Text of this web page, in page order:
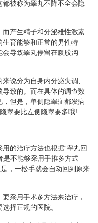
都被称为睾丸不降不全会隐
产生精子和分泌雄性激素
育能够和正常的男性特
导致睾丸停留在腹股沟
说分为自身内分泌失调、
致的。而在具体的调查数
但是，单侧隐睾症都发病
睾要比左侧隐睾要多哦!
的治疗方法也根据“睾丸回
是不能够采用手推多方式
，一松手就会自动回到原来
采用手术多方法来治疗，
择正规的医院。